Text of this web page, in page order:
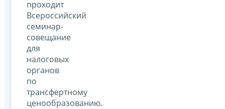
проходит
Всероссийский
семинар-
совещание
для
налоговых
органов
по
трансфертному
ценообразованию.